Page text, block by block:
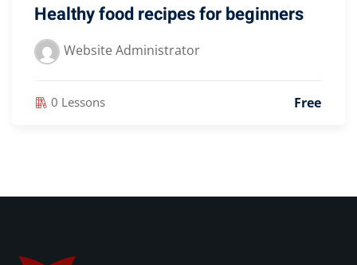
Healthy food recipes for beginners
Website Administrator
0 Lessons Free